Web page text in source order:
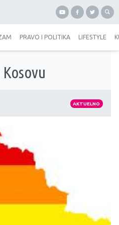
PRAVO I POLITIKA LIFESTYLE
AKTUELNO